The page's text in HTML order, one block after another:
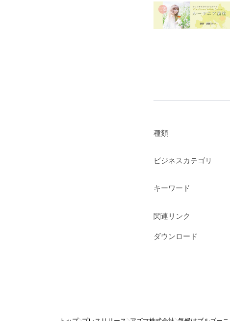
種類
ビジネスカテゴリ
キーワード
関連リンク
ダウンロード